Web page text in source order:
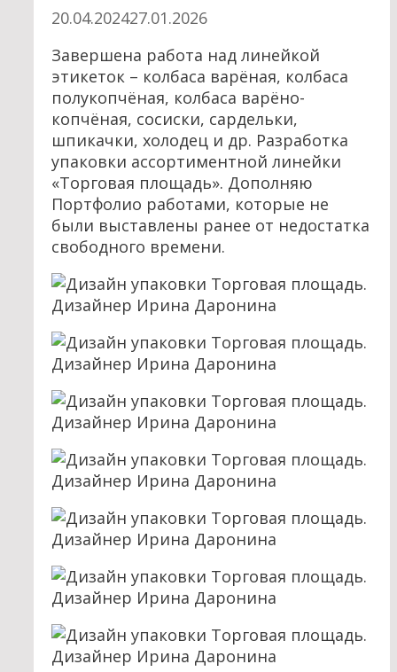
20.04.202427.01.2026
Завершена работа над линейкой
этикеток – колбаса варёная, колбаса
полукопчёная, колбаса варёно-
копчёная, сосиски, сардельки,
шпикачки, холодец и др. Разработка
упаковки ассортиментной линейки
«Торговая площадь». Дополняю
Портфолио работами, которые не
были выставлены ранее от недостатка
свободного времени.